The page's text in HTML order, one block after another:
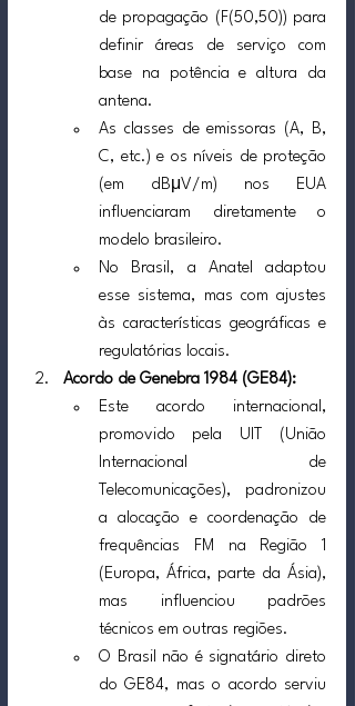
de propagação (F(50,50)) para
definir áreas de serviço com
base na potência e altura da
antena.
As classes de emissoras (A, B,
C, etc.) e os níveis de proteção
(em dBμV/m) nos EUA
influenciaram diretamente o
modelo brasileiro.
No Brasil, a Anatel adaptou
esse sistema, mas com ajustes
às características geográficas e
regulatórias locais.
Acordo de Genebra 1984 (GE84):
Este acordo internacional,
promovido pela UIT (União
Internacional de
Telecomunicações), padronizou
a alocação e coordenação de
frequências FM na Região 1
(Europa, África, parte da Ásia),
mas influenciou padrões
técnicos em outras regiões.
O Brasil não é signatário direto
do GE84, mas o acordo serviu